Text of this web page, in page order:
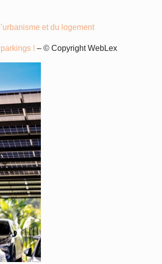
et du logement
! – © Copyright WebLex